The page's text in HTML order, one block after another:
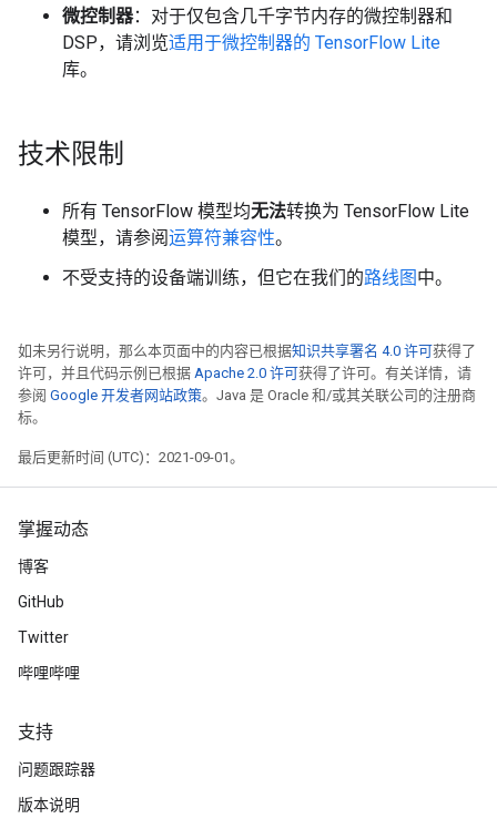
微控制器：对于仅包含几千字节内存的微控制器和
DSP，请浏览适用于微控制器的 TensorFlow Lite
库。
技术限制
所有 TensorFlow 模型均无法转换为 TensorFlow Lite
模型，请参阅运算符兼容性。
不受支持的设备端训练，但它在我们的路线图中。
如未另行说明，那么本页面中的内容已根据知识共享署名 4.0 许可获得了
许可，并且代码示例已根据 Apache 2.0 许可获得了许可。有关详情，请
参阅 Google 开发者网站政策。Java 是 Oracle 和/或其关联公司的注册商
标。
最后更新时间 (UTC)：2021-09-01。
掌握动态
博客
GitHub
Twitter
哔哩哔哩
支持
问题跟踪器
版本说明